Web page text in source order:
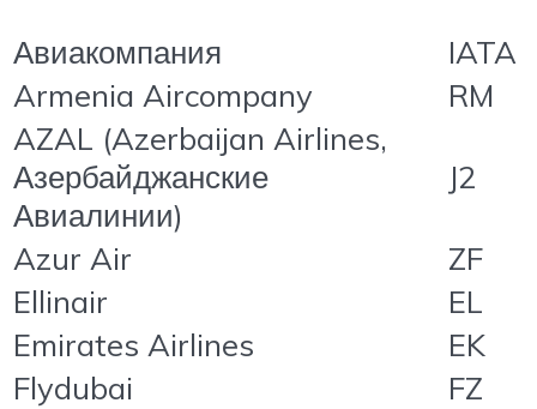
Авиакомпания
IATA
Armenia Aircompany
RM
AZAL (Azerbaijan Airlines,
Азербайджанские
Авиалинии)
J2
Azur Air
ZF
Ellinair
EL
Emirates Airlines
EK
Flydubai
FZ